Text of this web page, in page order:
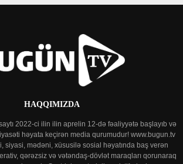
HAQQIMIZDA
2022-ci ilin ilin aprelin 12-də fəaliyyətə başlayıb və
həyata keçirən media qurumudur! www.bugun.tv
siyasi, mədəni, xüsusilə sosial həyatında baş verən
qərəzsiz və vətəndaş-dövlət maraqları qorunaraq